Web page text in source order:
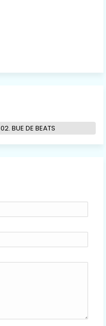
02. BUE DE BEATS